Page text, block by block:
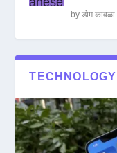
byडोम कावळा
TECHNOLOGY